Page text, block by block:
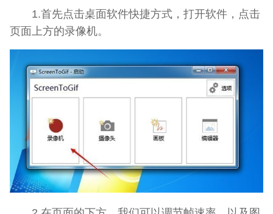
1.首先点击桌面软件快捷方式，打开软件，点击
页面上方的录像机。